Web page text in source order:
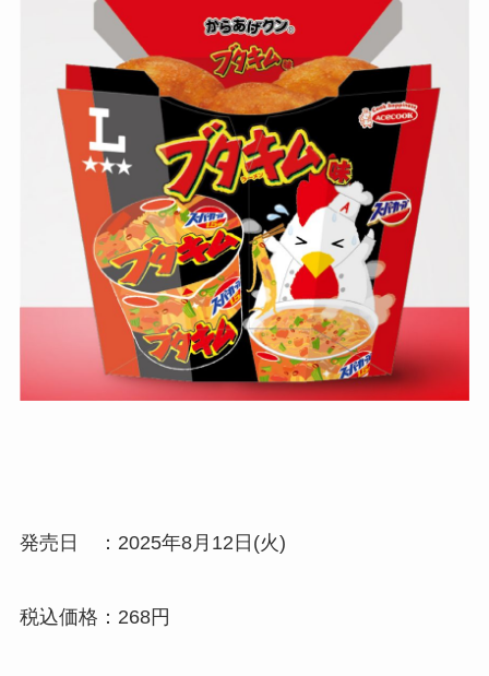
発売日 ：2025年8月12日(火)
税込価格：268円